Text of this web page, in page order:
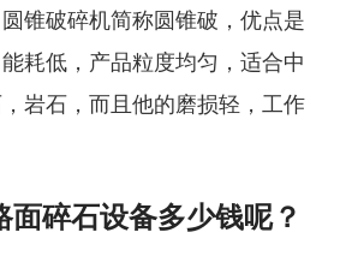
破碎机简称圆锥破，优点是
耗低，产品粒度均匀，适合中
岩石，而且他的磨损轻，工作
面碎石设备多少钱呢？